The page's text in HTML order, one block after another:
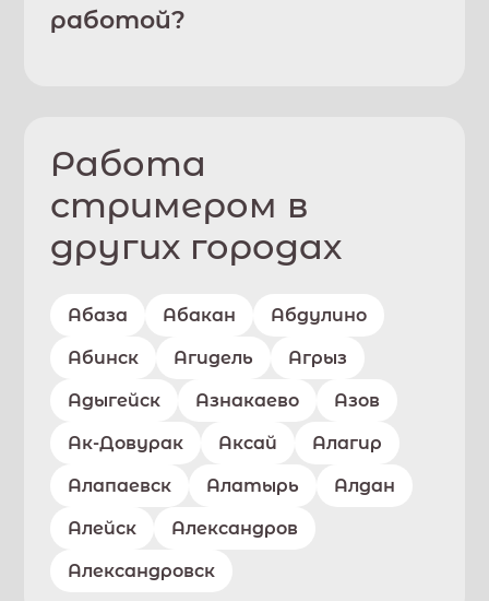
работой?
Работа
стримером в
других городах
Абаза Абакан Абдулино
Абинск Агидель Агрыз
Адыгейск Азнакаево Азов
Ак-Довурак Аксай Алагир
Алапаевск Алатырь Алдан
Алейск Александров
Александровск